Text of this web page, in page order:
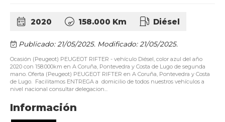
2020 158.000 Km Diésel
Publicado: 21/05/2025. Modificado: 21/05/2025.
Ocasión (Peugeot) PEUGEOT RIFTER - vehículo Diésel, color azul del año
2020 con 158.000km en A Coruña, Pontevedra y Costa de Lugo de segunda
mano. Oferta (Peugeot) PEUGEOT RIFTER en A Coruña, Pontevedra y Costa
de Lugo. Facilitamos ENTREGA a domicilio de todos nuestros vehículos a
nivel nacional consultar delegacion...
Información